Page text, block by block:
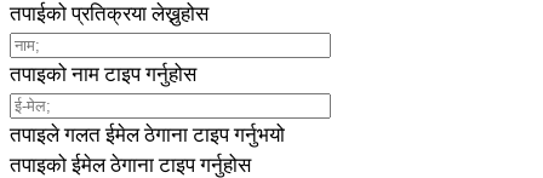
तपाईको प्रतिक्रया लेख्नुहोस
तपाइको नाम टाइप गर्नुहोस
तपाइले गलत ईमेल ठेगाना टाइप गर्नुभयो
तपाइको ईमेल ठेगाना टाइप गर्नुहोस